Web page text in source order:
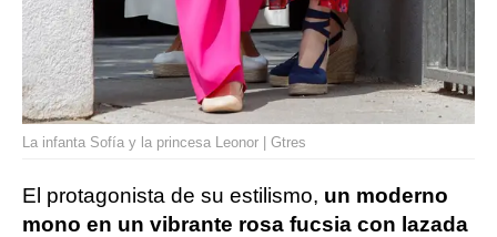
La infanta Sofía y la princesa Leonor | Gtres
El protagonista de su estilismo, un moderno
mono en un vibrante rosa fucsia con lazada